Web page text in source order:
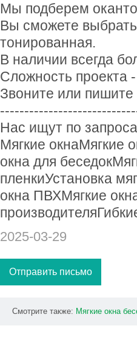
Мы подберем
Вы сможете выбрать
тонированная.
В наличии всегда
Сложность проекта
Звоните или
Нас ищут по
Мягкие окнаМягкие
окна для
пленкиУстановка
окна ПВХМягкие
2025-03-29
Отправить письмо
Смотрите также: Мягкие окна